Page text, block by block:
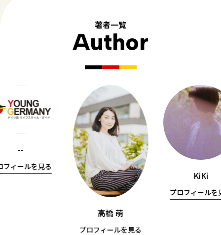
著者一覧
Author
--
フィールを見る
高橋 萌
プロフィールを見る
KiKi
プロフィールを